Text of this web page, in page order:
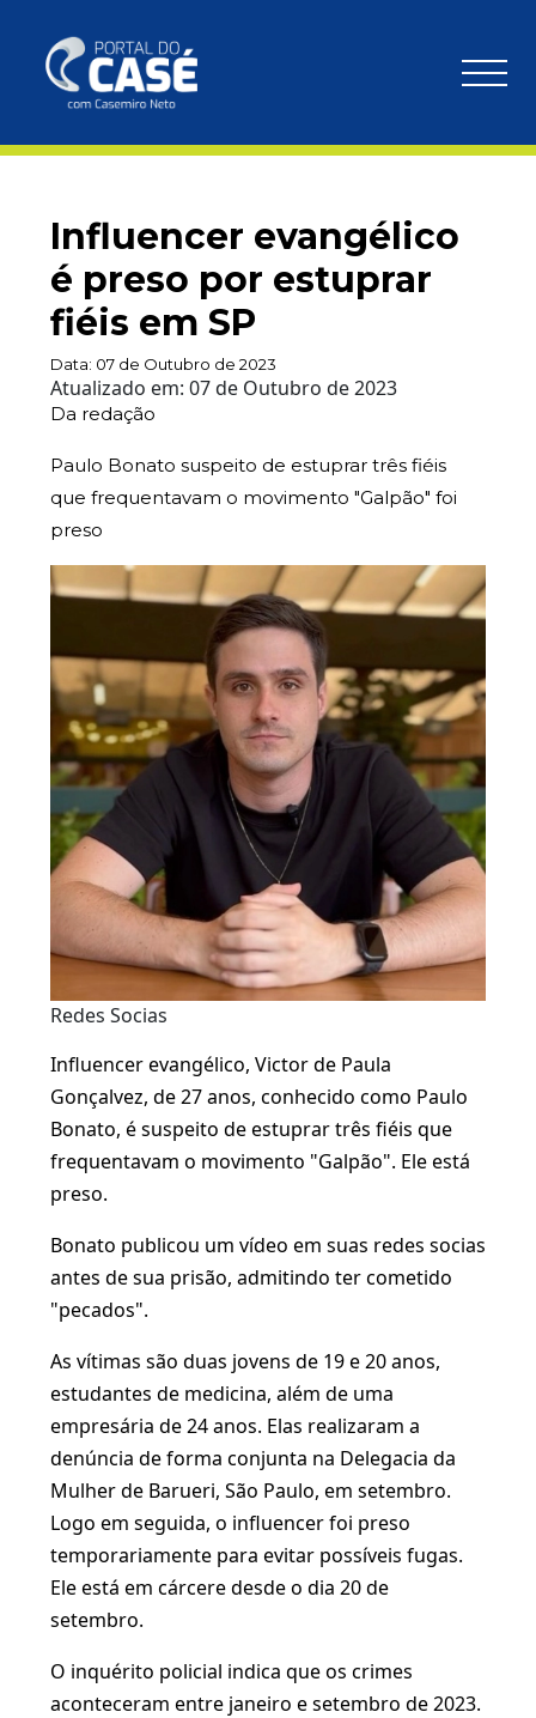
Influencer evangélico
é preso por estuprar
fiéis em SP
Data: 07 de Outubro de 2023
Atualizado em: 07 de Outubro de 2023
Da redação
Paulo Bonato suspeito de estuprar três fiéis
que frequentavam o movimento "Galpão" foi
preso
Redes Socias
Influencer evangélico, Victor de Paula
Gonçalvez, de 27 anos, conhecido como Paulo
Bonato, é suspeito de estuprar três fiéis que
frequentavam o movimento "Galpão". Ele está
preso.
Bonato publicou um vídeo em suas redes socias
antes de sua prisão, admitindo ter cometido
"pecados".
As vítimas são duas jovens de 19 e 20 anos,
estudantes de medicina, além de uma
empresária de 24 anos. Elas realizaram a
denúncia de forma conjunta na Delegacia da
Mulher de Barueri, São Paulo, em setembro.
Logo em seguida, o influencer foi preso
temporariamente para evitar possíveis fugas.
Ele está em cárcere desde o dia 20 de
setembro.
O inquérito policial indica que os crimes
aconteceram entre janeiro e setembro de 2023.